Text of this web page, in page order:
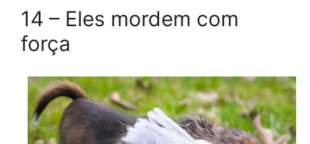
14 – Eles mordem com
força